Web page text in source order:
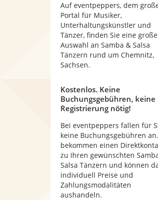
Auf eventpeppers, dem
Portal für Musiker,
Unterhaltungskünstler und
Tänzer, finden Sie eine große
Auswahl an Samba & Salsa
Tänzern rund um Chemnitz,
Sachsen.
Kostenlos. Keine
Buchungsgebühren, keine
Registrierung nötig!
Bei eventpeppers fallen für
keine Buchungsgebühren
bekommen einen
zu Ihren gewünschten
Salsa Tänzern und können
individuell Preise und
Zahlungsmodalitäten
aushandeln.